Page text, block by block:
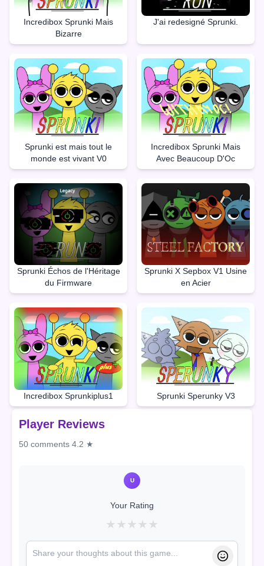
Incredibox Sprunki Mais
Bizarre
J'ai redesigné Sprunki.
Sprunki est mais tout le
monde est vivant V0
Incredibox Sprunki Mais
Avec Beaucoup D'Oc
Sprunki Échos de l'Héritage
du Firmware
Sprunki X Sepbox V1 Usine
en Acier
Incredibox Sprunkiplus1 Sprunki Sperunky V3
Player Reviews
50 comments 4.2 ★
U
Your Rating
★ ★ ★ ★ ★